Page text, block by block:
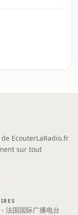
EcouterLaRadio.fr
sur tout
- 法国国际广播电台